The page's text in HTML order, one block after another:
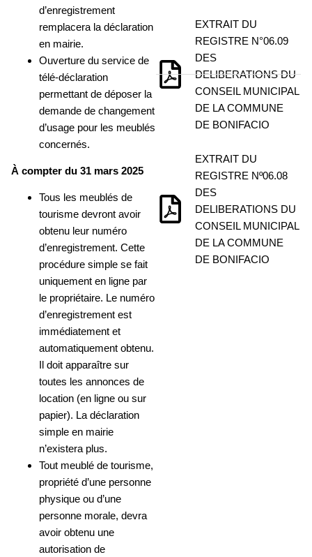
d’enregistrement
remplacera la déclaration
en mairie.
Ouverture du service de
télé-déclaration
permettant de déposer la
demande de changement
d’usage pour les meublés
concernés.
À compter du 31 mars 2025
Tous les meublés de
tourisme devront avoir
obtenu leur numéro
d’enregistrement. Cette
procédure simple se fait
uniquement en ligne par
le propriétaire. Le numéro
d’enregistrement est
immédiatement et
automatiquement obtenu.
Il doit apparaître sur
toutes les annonces de
location (en ligne ou sur
papier). La déclaration
simple en mairie
n’existera plus.
Tout meublé de tourisme,
propriété d’une personne
physique ou d’une
personne morale, devra
avoir obtenu une
autorisation de
EXTRAIT DU
REGISTRE N°06.09
DES
DELIBERATIONS DU
CONSEIL MUNICIPAL
DE LA COMMUNE
DE BONIFACIO
EXTRAIT DU
REGISTRE Nº06.08
DES
DELIBERATIONS DU
CONSEIL MUNICIPAL
DE LA COMMUNE
DE BONIFACIO